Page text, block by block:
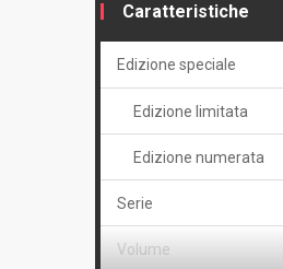
Caratteristiche
Edizione speciale
Edizione limitata
Edizione numerata
Serie
Volume